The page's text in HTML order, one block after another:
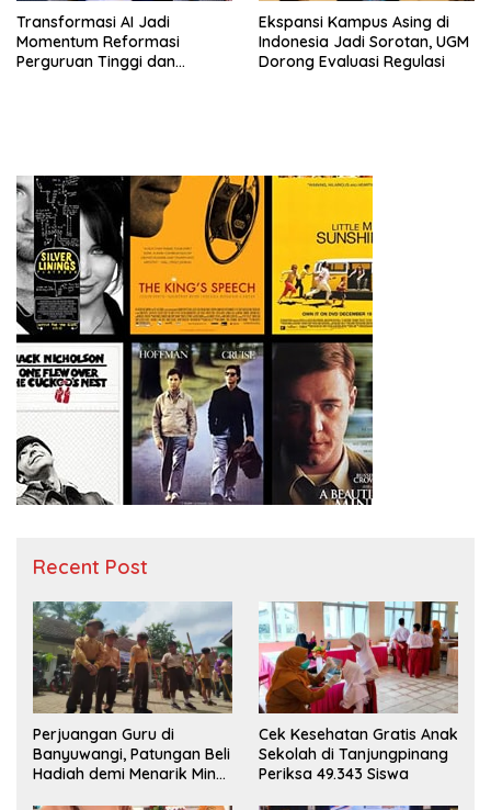
Transformasi AI Jadi
Momentum Reformasi
Perguruan Tinggi dan
Ekspansi Kampus Asing di
Indonesia Jadi Sorotan, UGM
Dorong Evaluasi Regulasi
Recent Post
Perjuangan Guru di
Banyuwangi, Patungan Beli
Hadiah demi Menarik Minat
Cek Kesehatan Gratis Anak
Sekolah di Tanjungpinang
Periksa 49.343 Siswa